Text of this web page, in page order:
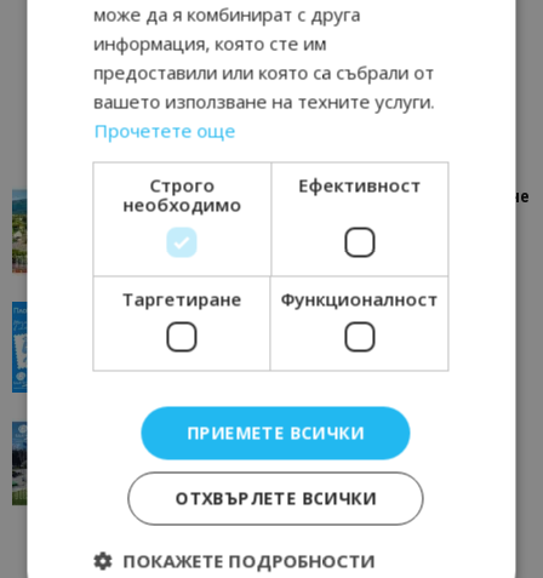
“Пощенска картичка от…”: Петрич – Изживяване
отвъд очакваното
Петрич
“Пощенска картичка от…”: Пловдив, градът на
всички времена
Пловдив 23/06/2026 10:00
“Пощенска картичка от…”: Перник – град на
традициите, културата и вдъхновяващите...
може да я комбинират с друга
информация, която сте им
предоставили или която са събрали от
вашето използване на техните услуги.
Прочетете още
Строго
необходимо
Ефективност
Таргетиране Функционалност
ПРИЕМЕТЕ ВСИЧКИ
ОТХВЪРЛЕТЕ ВСИЧКИ
ПОКАЖЕТЕ ПОДРОБНОСТИ